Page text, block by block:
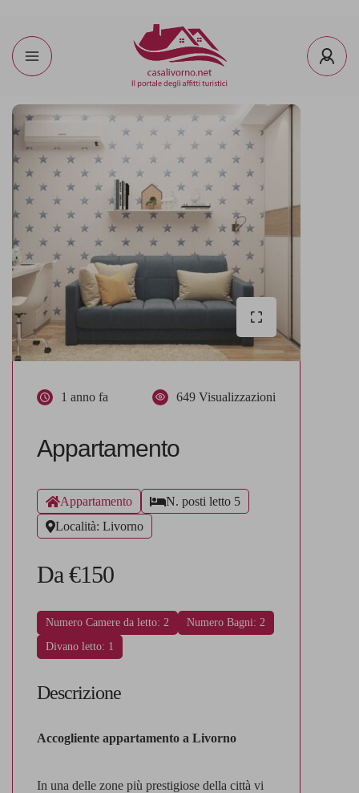
1 anno fa 649 Visualizzazioni
Appartamento
Appartamento
N. posti letto 5
Località: Livorno
Da €150
Numero Camere da letto: 2
Numero Bagni: 2
Divano letto: 1
Descrizione
Accogliente appartamento a Livorno
In una delle zone più prestigiose della città vi